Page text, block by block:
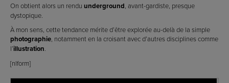
On obtient alors un rendu underground, avant-gardiste, presque
dystopique.
À mon sens, cette tendance mérite d’être explorée au-delà de la simple
photographie, notamment en la croisant avec d’autres disciplines comme
l’illustration.
[nlform]